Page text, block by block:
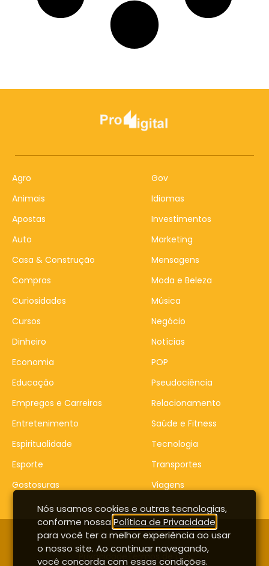
Agro
Animais
Apostas
Auto
Casa & Construção
Compras
Curiosidades
Cursos
Dinheiro
Economia
Educação
Empregos e Carreiras
Entretenimento
Espiritualidade
Esporte
Gostosuras
Gov
Idiomas
Investimentos
Marketing
Mensagens
Moda e Beleza
Música
Negócio
Notícias
POP
Pseudociência
Relacionamento
Saúde e Fitness
Tecnologia
Transportes
Viagens
Contato
Entrar
Privacidade
Termos de uso
Nós usamos cookies e outras tecnologias,
conforme nossaPolítica de Privacidade
para você ter a melhor experiência ao usar
o nosso site. Ao continuar navegando,
você concorda com essas condições.